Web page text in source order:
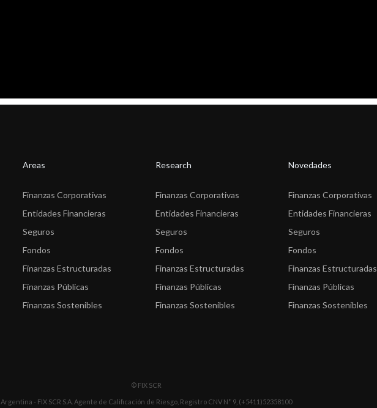
Areas
Finanzas Corporativas
Entidades Financieras
Seguros
Fondos
Finanzas Estructuradas
Finanzas Públicas
Finanzas Sostenibles
Research
Finanzas Corporativas
Entidades Financieras
Seguros
Fondos
Finanzas Estructuradas
Finanzas Públicas
Finanzas Sostenibles
Novedades
Finanzas Corporativas
Entidades Financieras
Seguros
Fondos
Finanzas Estructuradas
Finanzas Públicas
Finanzas Sostenibles
© FIX SCR
Argentina - FIX SCR S.A. Agente de Calificación de Riesgo, Registro CNV N° 9, (+5411)52358100